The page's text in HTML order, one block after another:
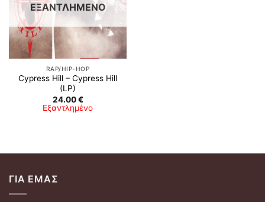
ΕΞΑΝΤΛΗΜΈΝΟ
RAP/HIP-HOP
Cypress Hill – Cypress Hill
(LP)
24.00€
Εξαντλημένο
ΓΙΑ ΕΜΆΣ